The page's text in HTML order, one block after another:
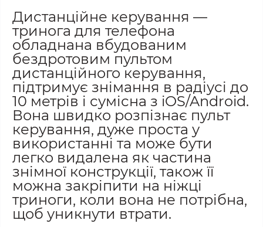
Дистанційне керування —
тринога для телефона
обладнана вбудованим
бездротовим пультом
дистанційного керування,
підтримує знімання в радіусі до
10 метрів і сумісна з iOS/Android.
Вона швидко розпізнає пульт
керування, дуже проста у
використанні та може бути
легко видалена як частина
знімної конструкції, також її
можна закріпити на ніжці
триноги, коли вона не потрібна,
щоб уникнути втрати.